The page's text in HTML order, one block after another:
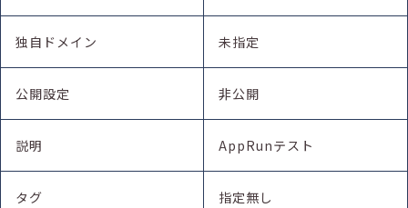
独自ドメイン 未指定
公開設定 非公開
説明 AppRunテスト
タグ 指定無し